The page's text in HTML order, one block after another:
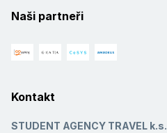
Naši partneři
Kontakt
STUDENT AGENCY TRAVEL k.s.